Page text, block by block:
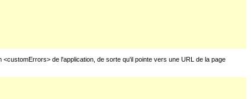
de l'application, de sorte qu'il pointe vers une URL de la page